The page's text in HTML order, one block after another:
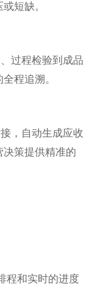
短缺。
过程检验到成品
程追溯。
，自动生成应收
策提供精准的
和实时的进度